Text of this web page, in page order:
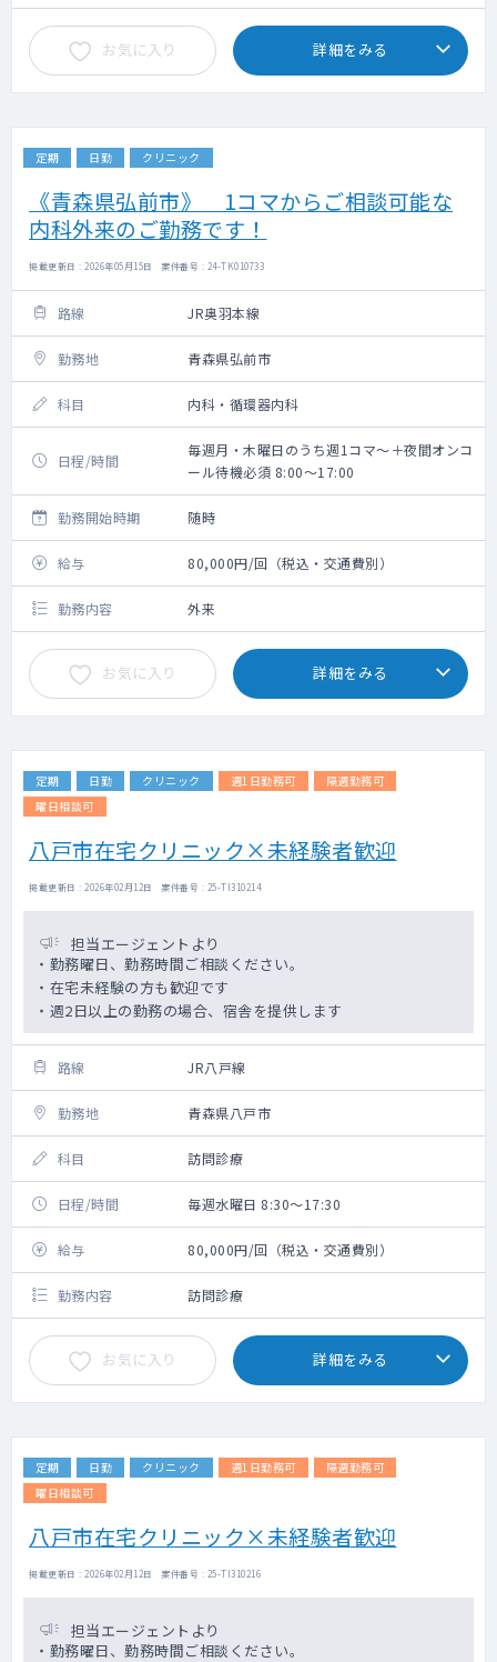
お気に入り 詳細をみる
定期 日勤 クリニック
《青森県弘前市》 1コマからご相談可能な
内科外来のご勤務です！
掲載更新日 : 2026年05月15日 案件番号 : 24-TK010733
路線 JR奥羽本線
勤務地 青森県弘前市
科目 内科・循環器内科
日程/時間
毎週月・木曜日のうち週1コマ～＋夜間オンコ
ール待機必須 8:00～17:00
勤務開始時期 随時
給与 80,000円/回（税込・交通費別）
勤務内容 外来
お気に入り 詳細をみる
定期 日勤 クリニック 週1日勤務可
隔週勤務可
曜日相談可
八戸市在宅クリニック×未経験者歓迎
掲載更新日 : 2026年02月12日 案件番号 : 25-TI310214
担当エージェントより
・勤務曜日、勤務時間ご相談ください。
・在宅未経験の方も歓迎です
・週2日以上の勤務の場合、宿舎を提供します
路線 JR八戸線
勤務地 青森県八戸市
科目 訪問診療
日程/時間 毎週水曜日 8:30～17:30
給与 80,000円/回（税込・交通費別）
勤務内容 訪問診療
お気に入り 詳細をみる
定期 日勤 クリニック 週1日勤務可
隔週勤務可
曜日相談可
八戸市在宅クリニック×未経験者歓迎
掲載更新日 : 2026年02月12日 案件番号 : 25-TI310216
担当エージェントより
・勤務曜日、勤務時間ご相談ください。